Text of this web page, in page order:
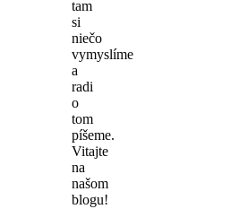
tam
si
niečo
vymyslíme
a
radi
o
tom
píšeme.
Vitajte
na
našom
blogu!